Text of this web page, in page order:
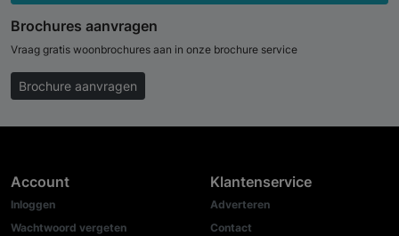
Brochures aanvragen
Vraag gratis woonbrochures aan in onze brochure service
Brochure aanvragen
Account
Inloggen
Wachtwoord vergeten
Klantenservice
Adverteren
Contact